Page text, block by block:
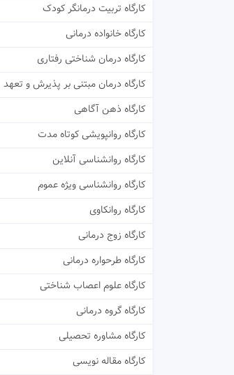
کارگاه تربیت درمانگر کودک
کارگاه خانواده درمانی
کارگاه درمان شناختی رفتاری
کارگاه درمان مبتنی بر پذیرش و تعهد
کارگاه ذهن آگاهی
کارگاه روانپویشی کوتاه مدت
کارگاه روانشناسی آنلاین
کارگاه روانشناسی ویژه عموم
کارگاه روانکاوی
کارگاه زوج درمانی
کارگاه طرحواره درمانی
کارگاه علوم اعصاب شناختی
کارگاه گروه درمانی
کارگاه مشاوره تحصیلی
کارگاه مقاله نویسی